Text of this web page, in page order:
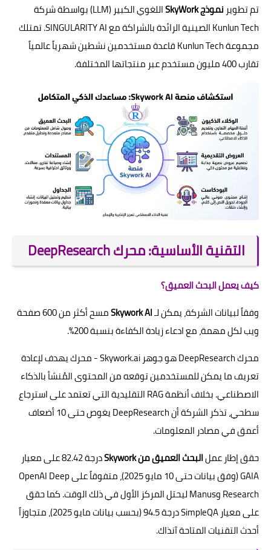
تم تطوير نموذج SkyWork
اللغوي الكبير (LLM) بواسطة شركة
Kunlun Tech الصينية الرائدة بالشراكة مع SINGULARITY AI. تمتلك
مجموعة Kunlun Tech قاعدة مستخدمين نشطين شهرياً عالمياً
تقارب 400 مليون مستخدم عبر منتجاتها المختلفة.
التقنية الأساسية: محرك DeepResearch
كيف يعمل البحث العميق؟
وفقاً لبيانات الشركة، يمكن لـSkywork AI
مسح أكثر من 600 صفحة
ويب لكل مهمة، مع ادعاء زيادة الكفاءة بنسبة 200%.
محرك DeepResearch هو جوهر Skywork.ai - محرك يهدف لإعادة
تعريف ما يمكن للمستخدمين توقعه من المحتوى المُنشأ بالذكاء
الاصطناعي. بخلاف أنظمة RAG التقليدية التي تعتمد على استرجاع
سطحي، تذكر الشركة أن DeepResearch يغوص حتى 10 أضعاف
أعمق في مصادر المعلومات.
حقق إطار عملالبحث العميق من Skywork
درجة 82.42 على معيار
GAIA (وفق بيانات حتى 10 مايو 2025)، متفوقاً على OpenAI Deep
Research وManus ليحتل المركز الأول في ذلك الوقت. كما حقق
على معيار SimpleQA درجة 94.5 (بحسب بيانات مايو 2025)، متجاوزاً
أحدث التقنيات المتاحة آنذاك.